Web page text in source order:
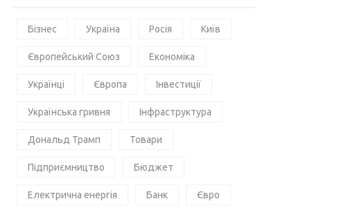
Бізнес Україна Росія Київ
Європейський Союз Економіка
Українці Європа Інвестиції
Українська гривня Інфраструктура
Дональд Трамп Товари
Підприємництво Бюджет
Електрична енергія Банк Євро